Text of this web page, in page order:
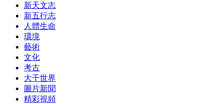
新天文志
新五行志
人體生命
環境
藝術
文化
考古
大千世界
圖片新聞
精彩視頻